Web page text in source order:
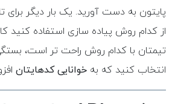
پایتون به دست آورید. یک بار دیگر برای
از کدام روش پیاده سازی استفاده کنید
تیمتان با کدام روش راحت تر است،
انتخاب کنید که به خوانایی کدهایتان